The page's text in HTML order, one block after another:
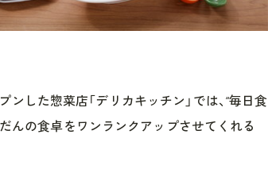
ンした惣菜店「デリカキッチン」では、“毎日食
んの食卓をワンランクアップさせてくれる